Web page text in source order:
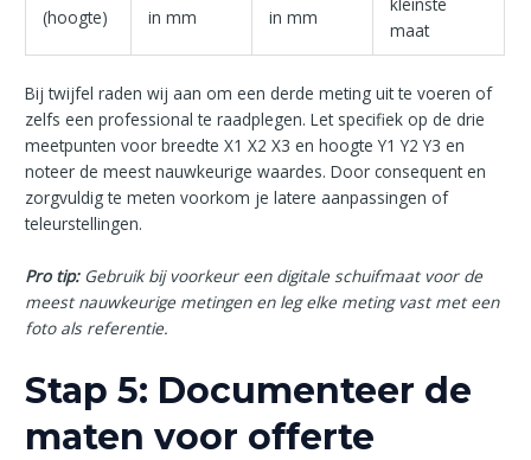
(hoogte)
in mm
in mm
kleinste
maat
Bij twijfel raden wij aan om een derde meting uit te voeren of
zelfs een professional te raadplegen. Let specifiek op de drie
meetpunten voor breedte X1 X2 X3 en hoogte Y1 Y2 Y3 en
noteer de meest nauwkeurige waardes. Door consequent en
zorgvuldig te meten voorkom je latere aanpassingen of
teleurstellingen.
Pro tip: Gebruik bij voorkeur een digitale schuifmaat voor de
meest nauwkeurige metingen en leg elke meting vast met een
foto als referentie.
Stap 5: Documenteer de
maten voor offerte